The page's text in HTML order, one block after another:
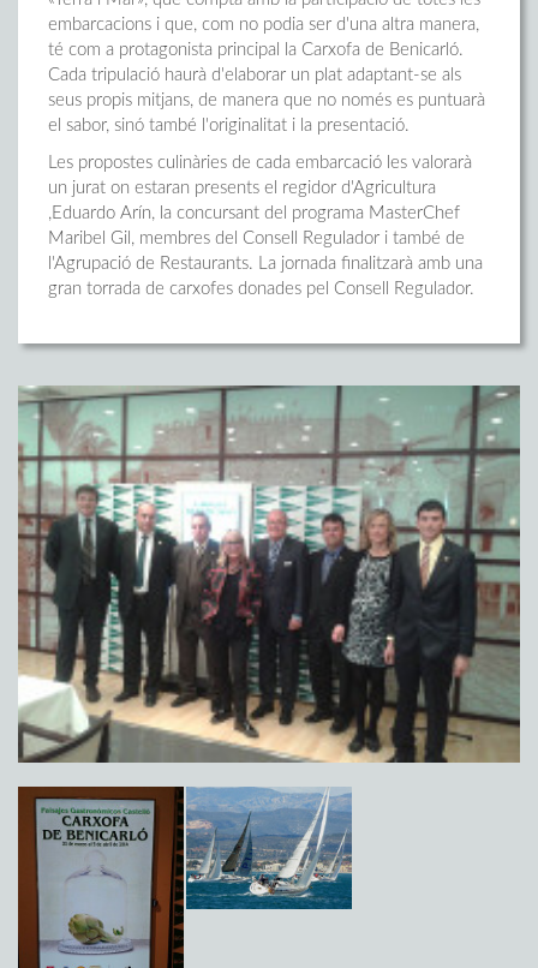
embarcacions i que, com no podia ser d'una altra manera,
té com a protagonista principal la Carxofa de Benicarló.
Cada tripulació haurà d'elaborar un plat adaptant-se als
seus propis mitjans, de manera que no només es puntuarà
el sabor, sinó també l'originalitat i la presentació.
Les propostes culinàries de cada embarcació les valorarà
un jurat on estaran presents el regidor d'Agricultura
,Eduardo Arín, la concursant del programa MasterChef
Maribel Gil, membres del Consell Regulador i també de
l'Agrupació de Restaurants. La jornada finalitzarà amb una
gran torrada de carxofes donades pel Consell Regulador.